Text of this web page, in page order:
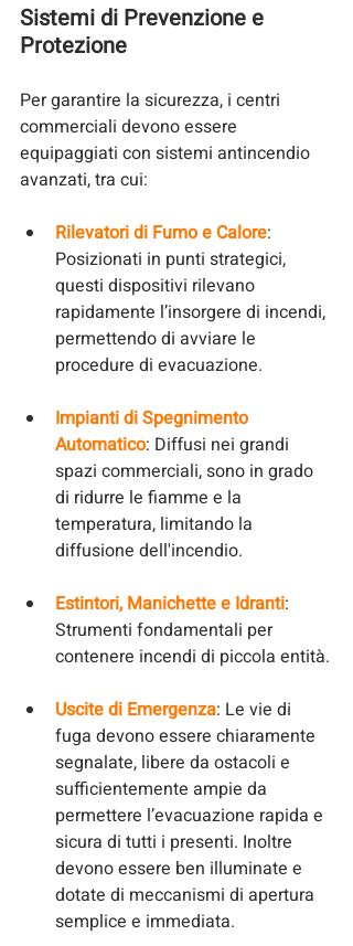
Sistemi di Prevenzione e
Protezione
Per garantire la sicurezza, i centri
commerciali devono essere
equipaggiati con sistemi antincendio
avanzati, tra cui:
Rilevatori di Fumo e Calore:
Posizionati in punti strategici,
questi dispositivi rilevano
rapidamente l’insorgere di incendi,
permettendo di avviare le
procedure di evacuazione.
Impianti di Spegnimento
Automatico: Diffusi nei grandi
spazi commerciali, sono in grado
di ridurre le fiamme e la
temperatura, limitando la
diffusione dell'incendio.
Estintori, Manichette e Idranti:
Strumenti fondamentali per
contenere incendi di piccola entità.
Uscite di Emergenza: Le vie di
fuga devono essere chiaramente
segnalate, libere da ostacoli e
sufficientemente ampie da
permettere l’evacuazione rapida e
sicura di tutti i presenti. Inoltre
devono essere ben illuminate e
dotate di meccanismi di apertura
semplice e immediata.